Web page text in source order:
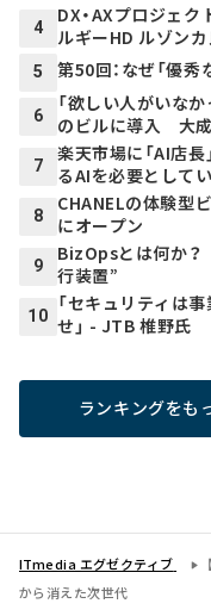
4
DX・AXプロジェ
ルギーHD ルゾン
5 第50回：なぜ「優
6
「欲しい人がいな
のビルに導入 大
7
楽天市場に「AI店
るAIを必要としてい
8
CHANELの体験型
にオープン
9
BizOpsとは何か？
行装置”
10
「セキュリティは
せ」 - JTB 椎野氏
ランキングをも
ITmedia エグゼクティブ
から消えた次世代